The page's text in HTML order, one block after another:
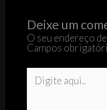
Deixe um
O seu endereço
Campos
Digite
aqui..